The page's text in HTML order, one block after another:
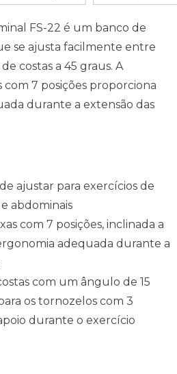
FS-22 é um banco de
se ajusta facilmente entre
costas a 45 graus. A
com 7 posições proporciona
durante a extensão das
ajustar para exercícios de
abdominais
com 7 posições, inclinada a
adequada durante a
com um ângulo de 15
os tornozelos com 3
durante o exercício